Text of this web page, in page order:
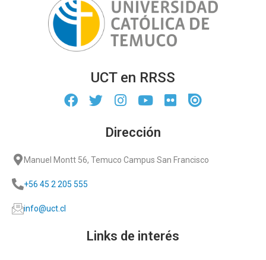
UCT en RRSS
Dirección
Manuel Montt 56, Temuco Campus San Francisco
+56 45 2 205 555
info@uct.cl
Links de interés